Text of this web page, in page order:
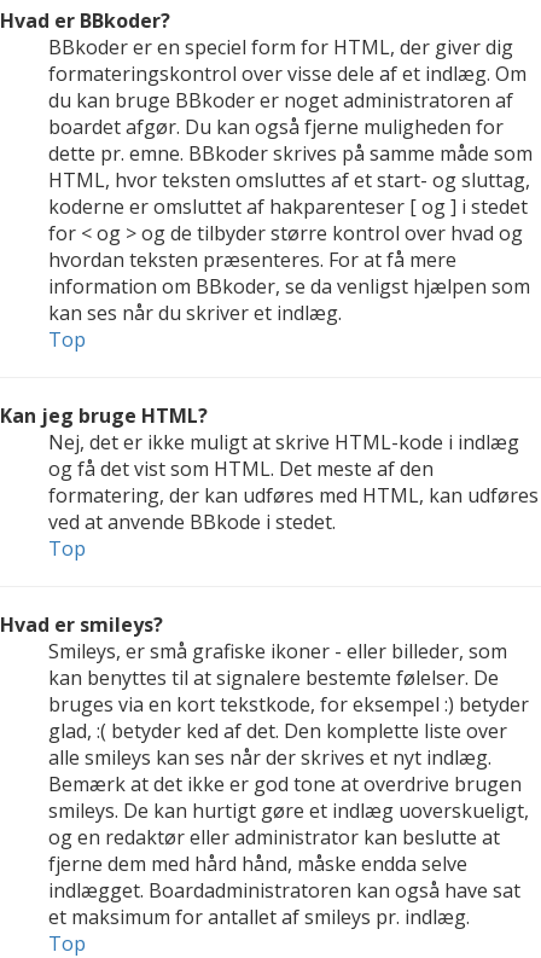
Hvad er BBkoder?
BBkoder er en speciel form for HTML, der giver dig
formateringskontrol over visse dele af et indlæg. Om
du kan bruge BBkoder er noget administratoren af
boardet afgør. Du kan også fjerne muligheden for
dette pr. emne. BBkoder skrives på samme måde som
HTML, hvor teksten omsluttes af et start- og sluttag,
koderne er omsluttet af hakparenteser [ og ] i stedet
for < og > og de tilbyder større kontrol over hvad og
hvordan teksten præsenteres. For at få mere
information om BBkoder, se da venligst hjælpen som
kan ses når du skriver et indlæg.
Top
Kan jeg bruge HTML?
Nej, det er ikke muligt at skrive HTML-kode i indlæg
og få det vist som HTML. Det meste af den
formatering, der kan udføres med HTML, kan udføres
ved at anvende BBkode i stedet.
Top
Hvad er smileys?
Smileys, er små grafiske ikoner - eller billeder, som
kan benyttes til at signalere bestemte følelser. De
bruges via en kort tekstkode, for eksempel :) betyder
glad, :( betyder ked af det. Den komplette liste over
alle smileys kan ses når der skrives et nyt indlæg.
Bemærk at det ikke er god tone at overdrive brugen
smileys. De kan hurtigt gøre et indlæg uoverskueligt,
og en redaktør eller administrator kan beslutte at
fjerne dem med hård hånd, måske endda selve
indlægget. Boardadministratoren kan også have sat
et maksimum for antallet af smileys pr. indlæg.
Top